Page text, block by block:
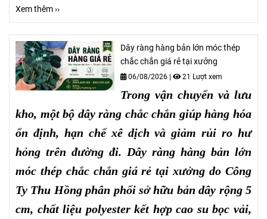
Xem thêm ››
Dây ràng hàng bản lớn móc thép
chắc chắn giá rẻ tại xưởng
06/08/2026 | 21 Lượt xem
Trong vận chuyển và lưu
kho, một bộ dây ràng chắc chắn giúp hàng hóa
ổn định, hạn chế xê dịch và giảm rủi ro hư
hỏng trên đường đi. Dây ràng hàng bản lớn
móc thép chắc chắn giá rẻ tại xưởng do Công
Ty Thu Hồng phân phối sở hữu bản dây rộng 5
cm, chất liệu polyester kết hợp cao su bọc vải,